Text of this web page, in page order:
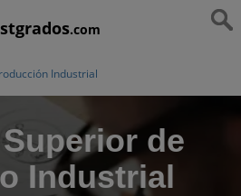
.com
Industrial
de
Industrial